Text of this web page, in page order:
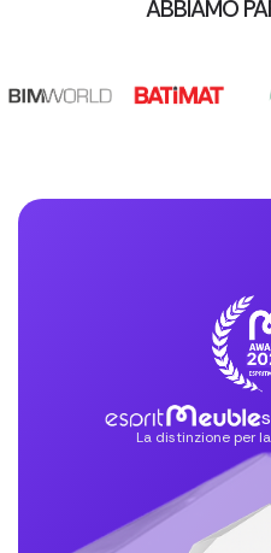
ABBIAMO
La distinzione per